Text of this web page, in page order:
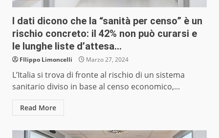
I dati dicono che la “sanità per censo” è un
rischio concreto: il 42% non può curarsi e
le lunghe liste d’attesa…
FIlippo Limoncelli Marzo 27, 2024
L’Italia si trova di fronte al rischio di un sistema
sanitario diviso in base al censo economico,...
Read More